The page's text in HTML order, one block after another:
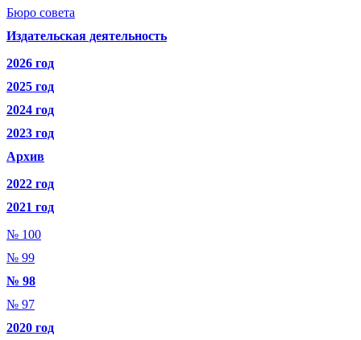
Бюро совета
Издательская деятельность
2026 год
2025 год
2024 год
2023 год
Архив
2022 год
2021 год
№ 100
№ 99
№ 98
№ 97
2020 год